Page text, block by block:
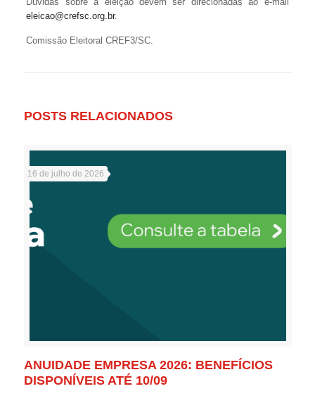
eleicao@crefsc.org.br.
Comissão Eleitoral CREF3/SC.
POSTS RELACIONADOS
16 de julho de 2026
ANUIDADE EMPRESA 2026: BENEFÍCIOS
DISPONÍVEIS ATÉ 10/09